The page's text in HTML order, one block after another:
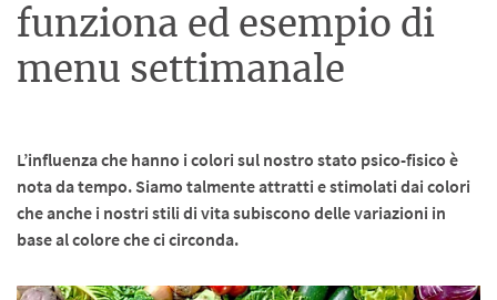
funziona ed esempio di
menu settimanale
L’influenza che hanno i colori sul nostro stato psico-fisico è
nota da tempo. Siamo talmente attratti e stimolati dai colori
che anche i nostri stili di vita subiscono delle variazioni in
base al colore che ci circonda.